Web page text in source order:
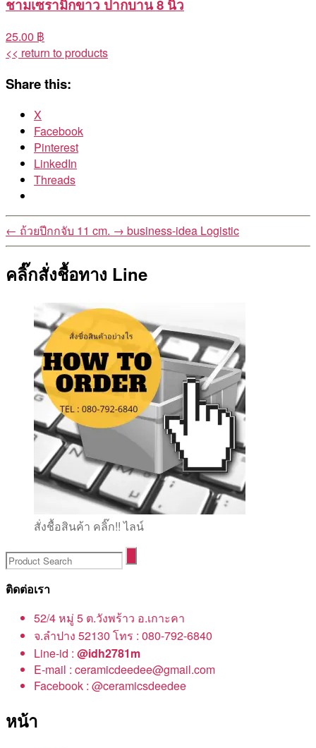
ชามเซรามิกขาว ปากบาน 8 นิ้ว
25.00 ฿
<< return to products
Share this:
X
Facebook
Pinterest
LinkedIn
Threads
← ถ้วยปีกกจับ 11 cm. → business-idea Logistic
คลิ๊กสั่งชื้อทาง Line
สั่งชื้อสินค้า คลิ๊ก!! ไลน์
ติดต่อเรา
52/4 หมู่ 5 ต.วังพร้าว อ.เกาะคา
จ.ลำปาง 52130 โทร : 080-792-6840
Line-id : @idh2781m
E-mail : ceramicdeedee@gmail.com
Facebook : @ceramicsdeedee
หน้า